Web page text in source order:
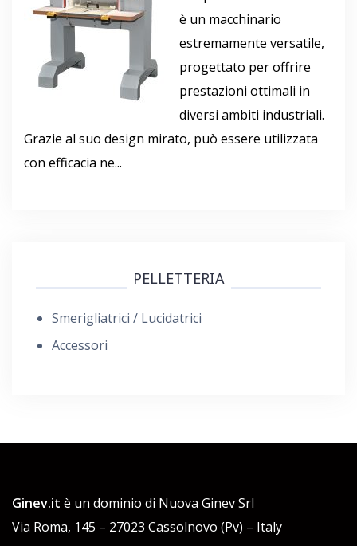
è un macchinario
estremamente versatile,
progettato per offrire
prestazioni ottimali in
diversi ambiti industriali.
Grazie al suo design mirato, può essere utilizzata
con efficacia ne...
PELLETTERIA
Smerigliatrici / Lucidatrici
Accessori
Ginev.it è un dominio di Nuova Ginev Srl
Via Roma, 145 – 27023 Cassolnovo (Pv) – Italy